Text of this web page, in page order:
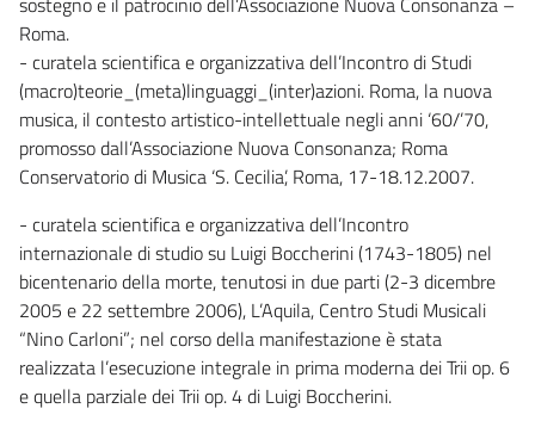
Roma.
- curatela scientifica e organizzativa dell’Incontro di Studi
(macro)teorie_(meta)linguaggi_(inter)azioni. Roma, la nuova
musica, il contesto artistico-intellettuale negli anni ‘60/’70,
promosso dall’Associazione Nuova Consonanza; Roma
Conservatorio di Musica ‘S. Cecilia’, Roma, 17-18.12.2007.
- curatela scientifica e organizzativa dell’Incontro
internazionale di studio su Luigi Boccherini (1743-1805) nel
bicentenario della morte, tenutosi in due parti (2-3 dicembre
2005 e 22 settembre 2006), L’Aquila, Centro Studi Musicali
“Nino Carloni”; nel corso della manifestazione è stata
realizzata l’esecuzione integrale in prima moderna dei Trii op. 6
e quella parziale dei Trii op. 4 di Luigi Boccherini.